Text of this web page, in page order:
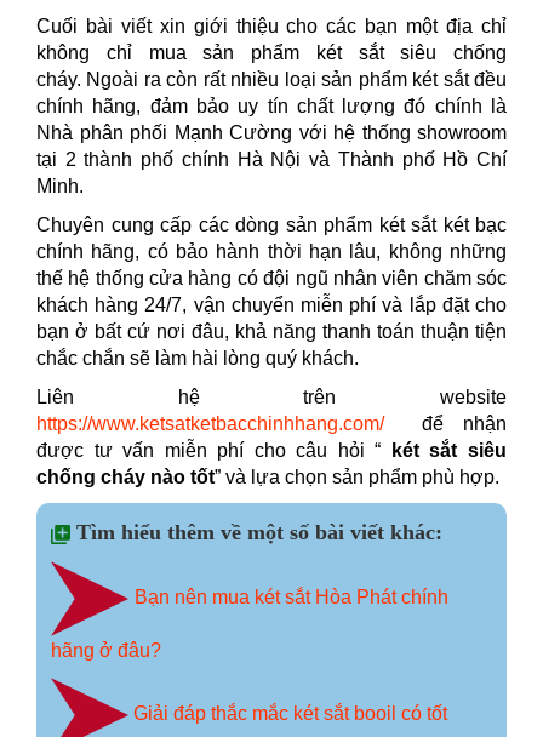
Cuối bài viết xin giới thiệu cho các bạn một địa chỉ
không chỉ mua sản phẩm két sắt siêu chống
cháy. Ngoài ra còn rất nhiều loại sản phẩm két sắt đều
chính hãng, đảm bảo uy tín chất lượng đó chính là
Nhà phân phối Mạnh Cường với hệ thống showroom
tại 2 thành phố chính Hà Nội và Thành phố Hồ Chí
Minh.
Chuyên cung cấp các dòng sản phẩm két sắt két bạc
chính hãng, có bảo hành thời hạn lâu, không những
thế hệ thống cửa hàng có đội ngũ nhân viên chăm sóc
khách hàng 24/7, vận chuyển miễn phí và lắp đặt cho
bạn ở bất cứ nơi đâu, khả năng thanh toán thuận tiện
chắc chắn sẽ làm hài lòng quý khách.
Liên hệ trên website
https://www.ketsatketbacchinhhang.com/để nhận
được tư vấn miễn phí cho câu hỏi “
két sắt siêu
chống cháy nào tốt” và lựa chọn sản phẩm phù hợp.
Tìm hiểu thêm về một số bài viết khác:
Bạn nên mua két sắt Hòa Phát chính
hãng ở đâu?
Giải đáp thắc mắc két sắt booil có tốt